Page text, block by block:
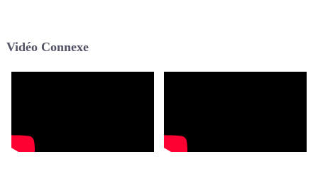
autorisée à…
les petits budgets.
Vidéo Connexe